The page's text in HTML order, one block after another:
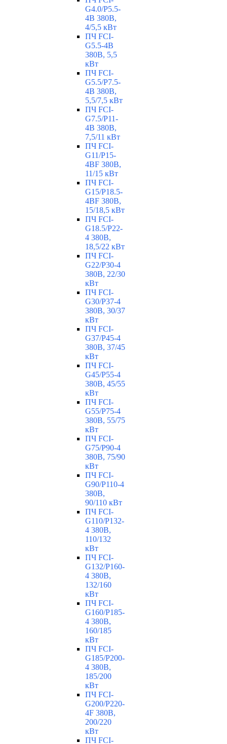
G4.0/P5.5-
4B 380В,
4/5,5 кВт
ПЧ FCI-
G5.5-4B
380В, 5,5
кВт
ПЧ FCI-
G5.5/P7.5-
4B 380В,
5,5/7,5 кВт
ПЧ FCI-
G7.5/P11-
4B 380В,
7,5/11 кВт
ПЧ FCI-
G11/P15-
4BF 380В,
11/15 кВт
ПЧ FCI-
G15/P18.5-
4BF 380В,
15/18,5 кВт
ПЧ FCI-
G18.5/P22-
4 380В,
18,5/22 кВт
ПЧ FCI-
G22/P30-4
380В, 22/30
кВт
ПЧ FCI-
G30/P37-4
380В, 30/37
кВт
ПЧ FCI-
G37/P45-4
380В, 37/45
кВт
ПЧ FCI-
G45/P55-4
380В, 45/55
кВт
ПЧ FCI-
G55/P75-4
380В, 55/75
кВт
ПЧ FCI-
G75/P90-4
380В, 75/90
кВт
ПЧ FCI-
G90/P110-4
380В,
90/110 кВт
ПЧ FCI-
G110/P132-
4 380В,
110/132
кВт
ПЧ FCI-
G132/P160-
4 380В,
132/160
кВт
ПЧ FCI-
G160/P185-
4 380В,
160/185
кВт
ПЧ FCI-
G185/P200-
4 380В,
185/200
кВт
ПЧ FCI-
G200/P220-
4F 380В,
200/220
кВт
ПЧ FCI-